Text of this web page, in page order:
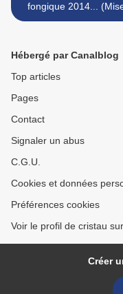
fongique 2014... (Mise
jour du 01/02/2014)
Hébergé par Canalblog
Top articles
Pages
Contact
Signaler un abus
C.G.U.
Cookies et données
Préférences cookies
Voir le profil de cristau
Créer